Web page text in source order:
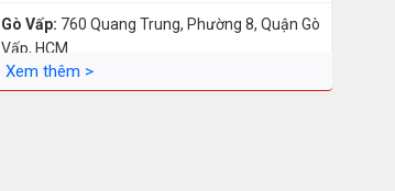
Gò Vấp: 760 Quang Trung, Phường 8, Quận Gò
Vấp, HCM
0942755119